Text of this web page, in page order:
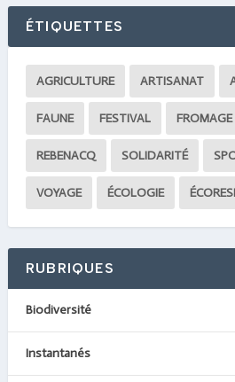
ÉTIQUETTES
AGRICULTURE ARTISANAT
FAUNE FESTIVAL FROMAGE
REBENACQ SOLIDARITÉ
VOYAGE ÉCOLOGIE
RUBRIQUES
Biodiversité
Instantanés